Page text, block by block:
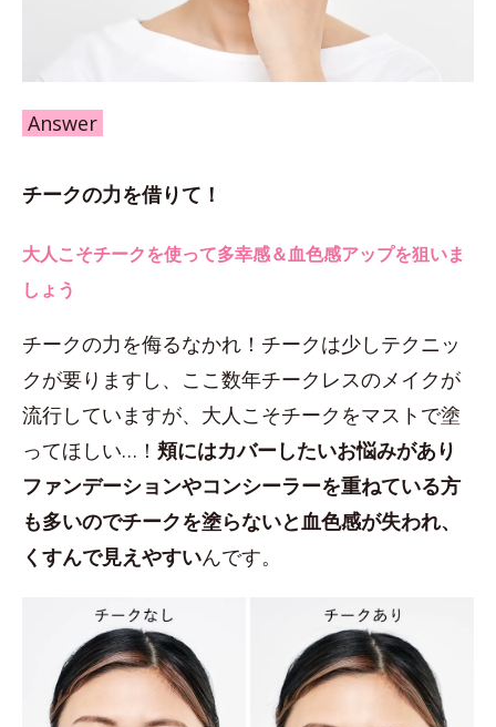
Answer
チークの力を借りて！
大人こそチークを使って多幸感＆血色感アップを狙いま
しょう
チークの力を侮るなかれ！チークは少しテクニッ
クが要りますし、ここ数年チークレスのメイクが
流行していますが、大人こそチークをマストで塗
ってほしい…！ 頬にはカバーしたいお悩みがあり
ファンデーションやコンシーラーを重ねている方
も多いのでチークを塗らないと血色感が失われ、
くすんで見えやすいんです。